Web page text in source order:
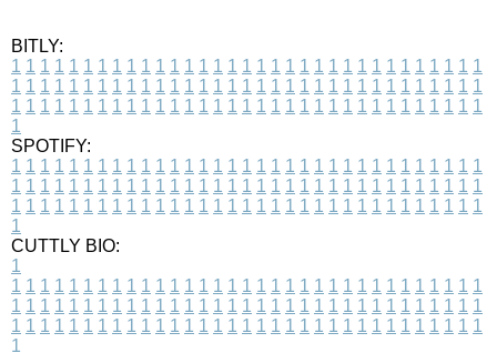
BITLY:
1 1 1 1 1 1 1 1 1 1 1 1 1 1 1 1 1 1 1 1 1 1 1 1 1 1 1 1 1 1 1 1 1
1 1 1 1 1 1 1 1 1 1 1 1 1 1 1 1 1 1 1 1 1 1 1 1 1 1 1 1 1 1 1 1 1
1 1 1 1 1 1 1 1 1 1 1 1 1 1 1 1 1 1 1 1 1 1 1 1 1 1 1 1 1 1 1 1 1
1
SPOTIFY:
1 1 1 1 1 1 1 1 1 1 1 1 1 1 1 1 1 1 1 1 1 1 1 1 1 1 1 1 1 1 1 1 1
1 1 1 1 1 1 1 1 1 1 1 1 1 1 1 1 1 1 1 1 1 1 1 1 1 1 1 1 1 1 1 1 1
1 1 1 1 1 1 1 1 1 1 1 1 1 1 1 1 1 1 1 1 1 1 1 1 1 1 1 1 1 1 1 1 1
1
CUTTLY BIO:
1
1 1 1 1 1 1 1 1 1 1 1 1 1 1 1 1 1 1 1 1 1 1 1 1 1 1 1 1 1 1 1 1 1
1 1 1 1 1 1 1 1 1 1 1 1 1 1 1 1 1 1 1 1 1 1 1 1 1 1 1 1 1 1 1 1 1
1 1 1 1 1 1 1 1 1 1 1 1 1 1 1 1 1 1 1 1 1 1 1 1 1 1 1 1 1 1 1 1 1
1